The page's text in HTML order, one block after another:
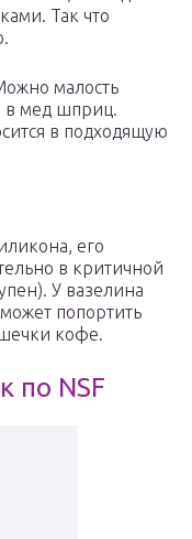
Так что
малость
в мед шприц.
в подходящую
его
в критичной
У вазелина
попортить
кофе.
по NSF